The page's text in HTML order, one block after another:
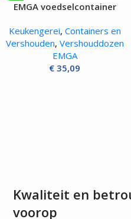
EMGA voedselcontainer
Keukengerei, Containers en
Vershouden, Vershouddozen
EMGA
€ 35,09
Kwaliteit en
voorop